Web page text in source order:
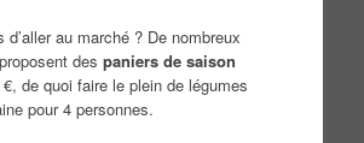
d’aller au marché ? De nombreux
des paniers de saison
de quoi faire le plein de légumes
pour 4 personnes.